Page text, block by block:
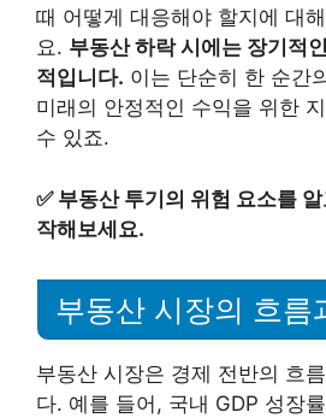
때 어떻게 대응해야 할지에 대
요. 부동산 하락 시에는 장기적
적입니다. 이는 단순히 한 순간
미래의 안정적인 수익을 위한
수 있죠.
✅ 부동산 투기의 위험 요소를
작해보세요.
부동산 시장의 흐름
부동산 시장은 경제 전반의 흐
다. 예를 들어, 국내 GDP 성장